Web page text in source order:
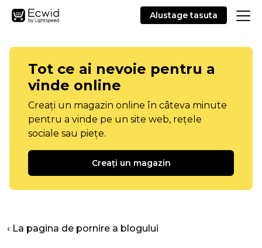
Alustage tasuta
Tot ce ai nevoie pentru a
vinde online
Creați un magazin online în câteva minute
pentru a vinde pe un site web, rețele
sociale sau piețe.
Creați un magazin
‹ La pagina de pornire a blogului